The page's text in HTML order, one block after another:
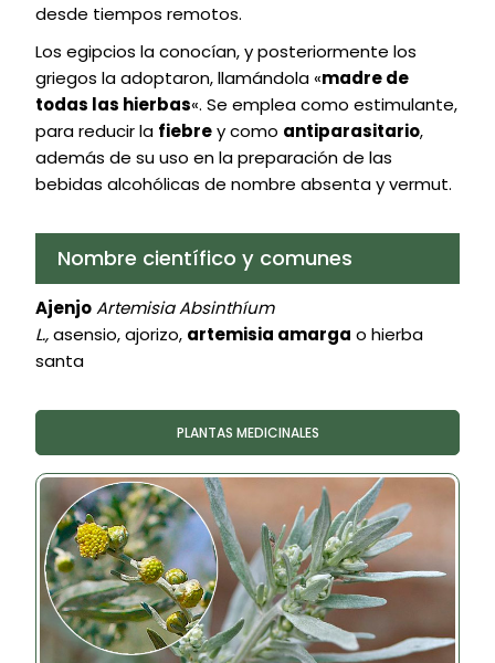
desde tiempos remotos.
Los egipcios la conocían, y posteriormente los
griegos la adoptaron, llamándola «madre de
todas las hierbas«. Se emplea como estimulante,
para reducir la fiebrey como antiparasitario,
además de su uso en la preparación de las
bebidas alcohólicas de nombre absenta y vermut.
Nombre científico y comunes
AjenjoArtemisia Absinthíum
L.,asensio, ajorizo, artemisia amarga o hierba
santa
PLANTAS MEDICINALES